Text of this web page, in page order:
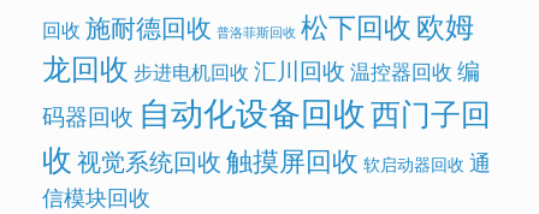
回收 施耐德回收 普洛菲斯回收 松下回收欧姆
龙回收 步进电机回收 汇川回收 温控器回收 编
码器回收 自动化设备回收西门子回
收视觉系统回收触摸屏回收 软启动器回收 通
信模块回收